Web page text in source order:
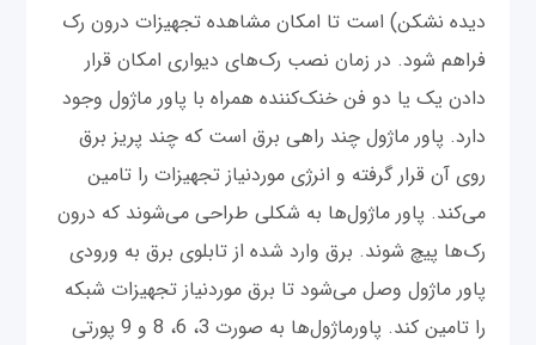
دیده نشکن) است تا امکان مشاهده تجهیزات درون رک
فراهم شود. در زمان نصب رک‌های دیواری امکان قرار
دادن یک یا دو فن خنک‌کننده همراه با پاور ماژول وجود
دارد. پاور ماژول چند راهی برق است که چند پریز برق
روی آن قرار گرفته و انرژی موردنیاز تجهیزات را تامین
می‌کند. پاور ماژول‌ها به شکلی طراحی می‌شوند که درون
رک‌ها پیچ شوند. برق وارد شده از تابلوی برق به ورودی
پاور ماژول وصل می‌شود تا برق موردنیاز تجهیزات شبکه
را تامین کند. پاورماژول‌ها به صورت 3، 6، 8 و 9 پورتی